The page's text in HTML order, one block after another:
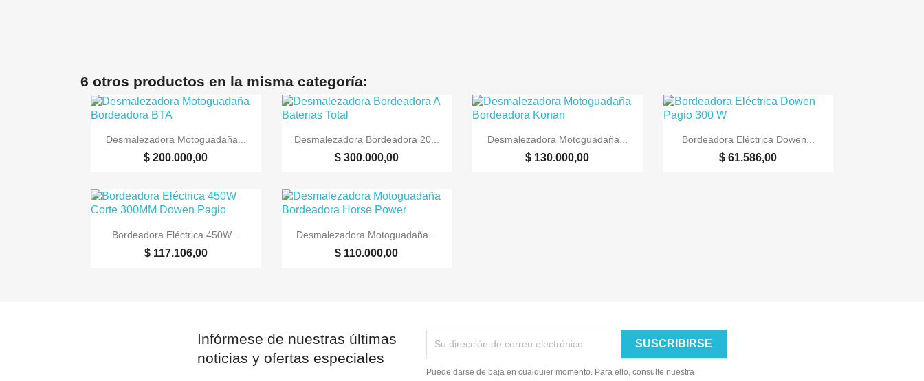
6 otros productos en la misma categoría:
 Vista rápida
Desmalezadora Motoguadaña...
$ 200.000,00
 Vista rápida
Desmalezadora Bordeadora 20...
$ 300.000,00
 Vista rápida
Desmalezadora Motoguadaña...
$ 130.000,00
 Vista rápida
Bordeadora Eléctrica Dowen...
$ 61.586,00
 Vista rápida
Bordeadora Eléctrica 450W...
$ 117.106,00
 Vista rápida
Desmalezadora Motoguadaña...
$ 110.000,00
Infórmese de nuestras últimas
noticias y ofertas especiales
Puede darse de baja en cualquier momento. Para ello, consulte nuestra